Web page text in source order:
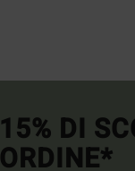
15% DI
ORDINE*